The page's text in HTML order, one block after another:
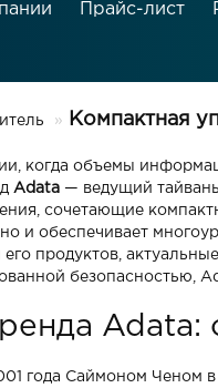
Прайс-лист
Компактная
когда объемы
Adata — ведущий
сочетающие
но и обеспечивает
его продуктов,
безопасностью,
Adata:
года Саймоном Ченом в